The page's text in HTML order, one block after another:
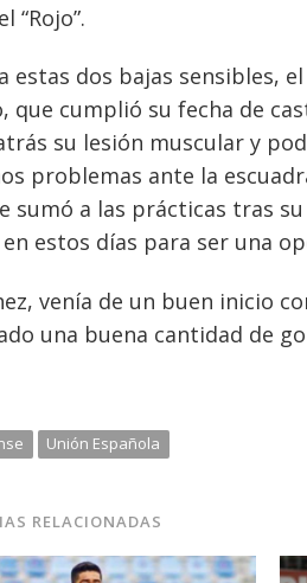
“Rojo”.
estas dos bajas sensibles,
que cumplió su fecha de
su lesión muscular y
problemas ante la
sumó a las prácticas tras
estos días para ser una
venía de un buen inicio
una buena cantidad de
Unión Española
RELACIONADAS